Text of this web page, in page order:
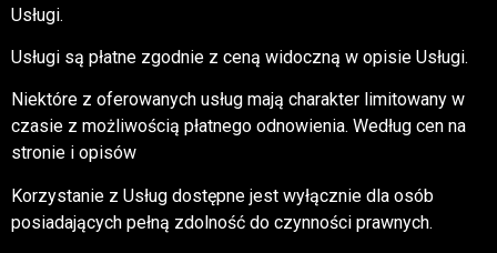
Usługi.
Usługi są płatne zgodnie z ceną widoczną w opisie Usługi.
Niektóre z oferowanych usług mają charakter limitowany w
czasie z możliwością płatnego odnowienia. Według cen na
stronie i opisów
Korzystanie z Usług dostępne jest wyłącznie dla osób
posiadających pełną zdolność do czynności prawnych.